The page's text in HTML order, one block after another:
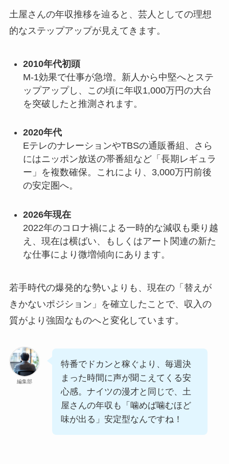
土屋さんの年収推移を辿ると、芸人としての理想
的なステップアップが見えてきます。
2010年代初頭
M-1効果で仕事が急増。新人から中堅へとステ
ップアップし、この頃に年収1,000万円の大台
を突破したと推測されます。
2020年代
EテレのナレーションやTBSの通販番組、さら
にはニッポン放送の帯番組など「長期レギュラ
ー」を複数確保。これにより、3,000万円前後
の安定圏へ。
2026年現在
2022年のコロナ禍による一時的な減収も乗り越
え、現在は横ばい、もしくはアート関連の新た
な仕事により微増傾向にあります。
若手時代の爆発的な勢いよりも、現在の「替えが
きかないポジション」を確立したことで、収入の
質がより強固なものへと変化しています。
編集部
特番でドカンと稼ぐより、毎週決
まった時間に声が聞こえてくる安
心感。ナイツの漫才と同じで、土
屋さんの年収も「噛めば噛むほど
味が出る」安定型なんですね！